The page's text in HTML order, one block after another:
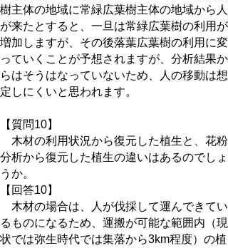
樹主体の地域に常緑広葉樹主体の地域から人
が来たとすると、一旦は常緑広葉樹の利用が
増加しますが、その後落葉広葉樹の利用に変
っていくことが予想されますが、分析結果か
らはそうはなっていないため、人の移動は想
定しにくいと思われます。
【質問10】
木材の利用状況から復元した植生と、花粉
分析から復元した植生の違いはあるのでしょ
うか。
【回答10】
木材の場合は、人が伐採して運んできてい
るものになるため、運搬が可能な範囲内（現
状では弥生時代では集落から3km程度）の植